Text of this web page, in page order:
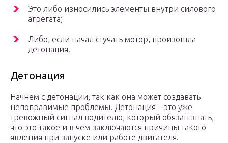
Это либо износились элементы внутри силового
агрегата;
Либо, если начал стучать мотор, произошла
детонация.
Детонация
Начнем с детонации, так как она может создавать
непоправимые проблемы. Детонация – это уже
тревожный сигнал водителю, который обязан знать,
что это такое и в чем заключаются причины такого
явления при запуске или работе двигателя.